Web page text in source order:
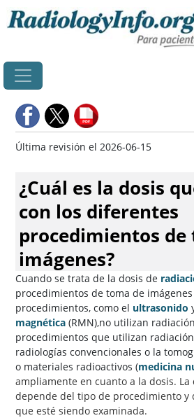
Última revisión el 2026-06-15
¿Cuál es la dosis
con los diferentes
procedimientos de
imágenes?
Cuando se trata de la dosis de
procedimientos de toma de
procedimientos, como el ultrasonido
magnética (RMN),no utilizan
procedimientos que utilizan
radiologías convencionales o la
o materiales radioactivos (medicina
ampliamente en cuanto a la dosis.
depende del tipo de procedimiento y
que esté siendo examinada.